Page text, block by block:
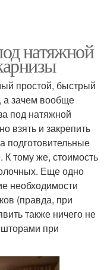
натяжной
простой, быстрый
а зачем вообще
под натяжной
взять и закрепить
подготовительные
тому же, стоимость
Еще одно
необходимости
(правда, при
также ничего не
шторами при